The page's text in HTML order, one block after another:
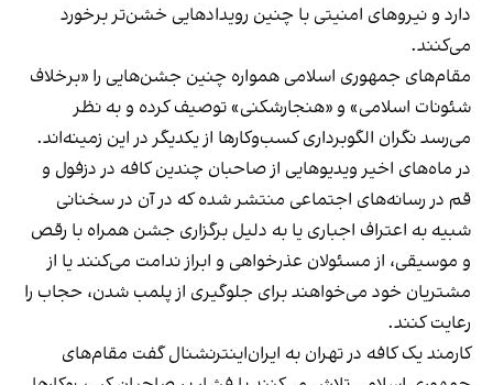
دارد و نیروهای امنیتی با چنین رویدادهایی خشن‌تر برخورد
می‌کنند.
مقام‌های جمهوری اسلامی همواره چنین جشن‌هایی را «برخلاف
شئونات اسلامی» و «هنجارشکنی» توصیف کرده و به نظر
می‌رسد نگران الگوبرداری کسب‌وکارها از یکدیگر در این زمینه‌اند.
در ماه‌های اخیر ویدیوهایی از صاحبان چندین کافه در دزفول و
قم در رسانه‌های اجتماعی منتشر شده که در آن در سخنانی
شبیه به اعتراف اجباری یا به دلیل برگزاری جشن همراه با رقص
و موسیقی، از مسئولان عذرخواهی و ابراز ندامت می‌کنند یا از
مشتریان خود می‌خواهند برای جلوگیری از پلمب شدن، حجاب را
رعایت کنند.
کارمند یک کافه در تهران به ایران‌اینترنشنال گفت مقام‌های